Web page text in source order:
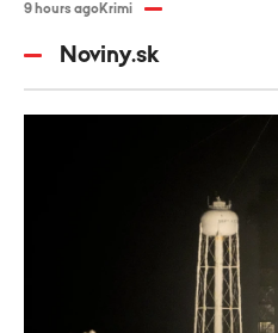
9 hours agoKrimi
Noviny.sk